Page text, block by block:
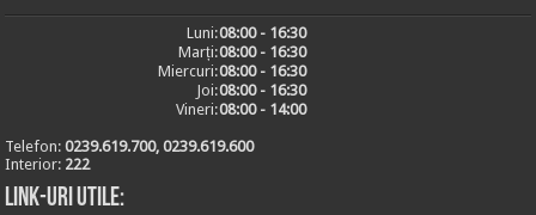
Luni:08:00 - 16:30
Marți:08:00 - 16:30
Miercuri:08:00 - 16:30
Joi:08:00 - 16:30
Vineri:08:00 - 14:00
Telefon:0239.619.700, 0239.619.600
Interior: 222
Link-uri utile: